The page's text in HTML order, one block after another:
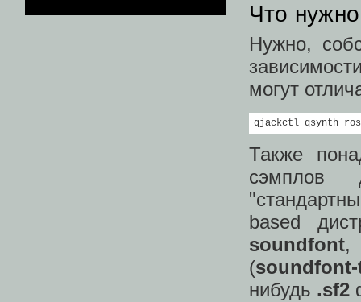
Что нужно
Нужно,
могут
qjackctl qsynth
Также
сэмплов
based
soundfont,
(
нибудь .sf2